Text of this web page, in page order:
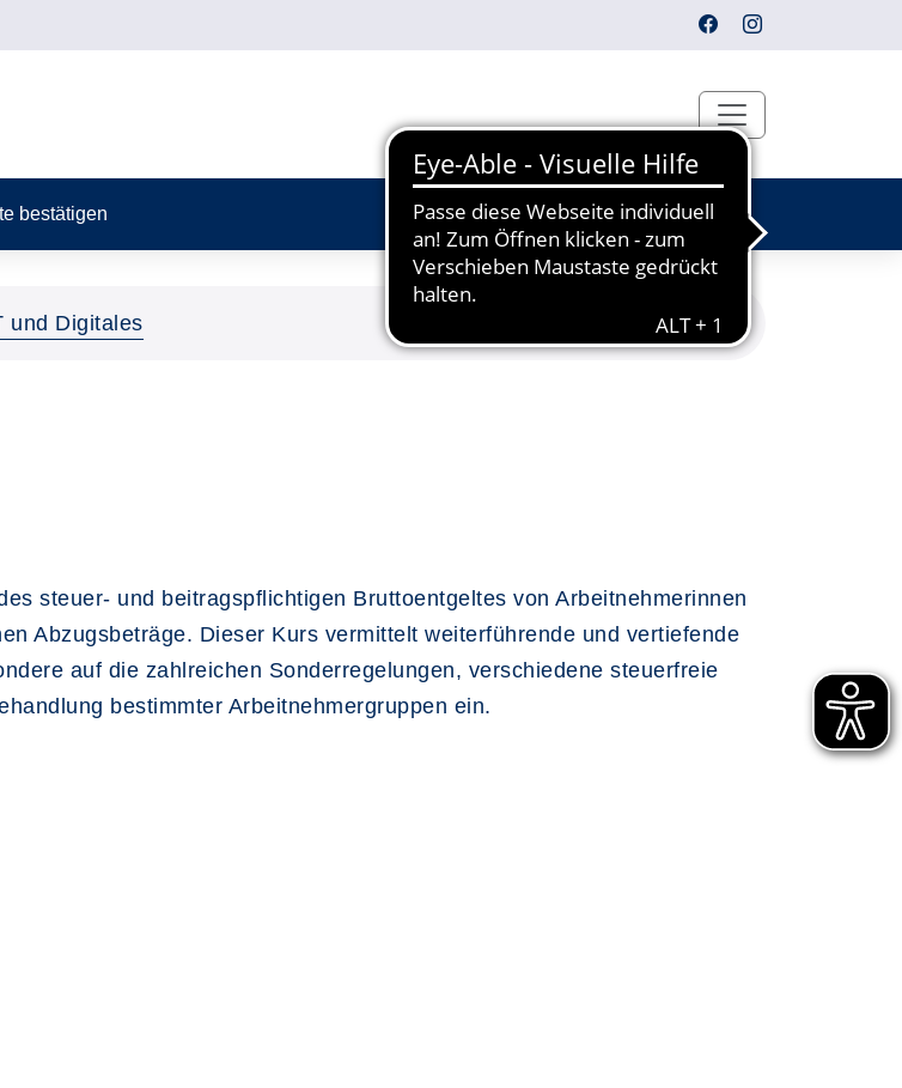
bestätigen
und Digitales
steuer- und beitragspflichtigen Bruttoentgeltes von Arbeitnehmerinnen
Abzugsbeträge. Dieser Kurs vermittelt weiterführende und vertiefende
auf die zahlreichen Sonderregelungen, verschiedene steuerfreie
bestimmter Arbeitnehmergruppen ein.